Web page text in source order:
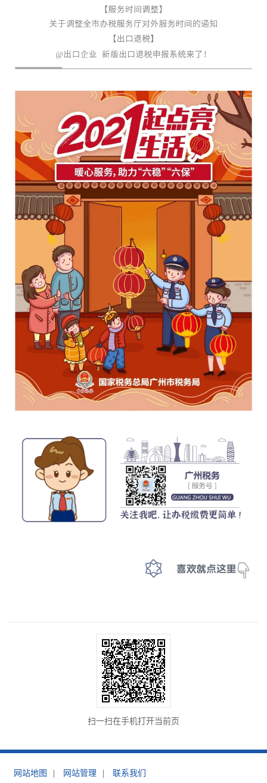
扫一扫在手机打开当前页
网站地图 | 网站管理 | 联系我们